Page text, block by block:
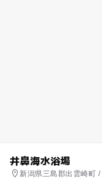
井鼻海水浴場
新潟県三島郡出雲崎町 /